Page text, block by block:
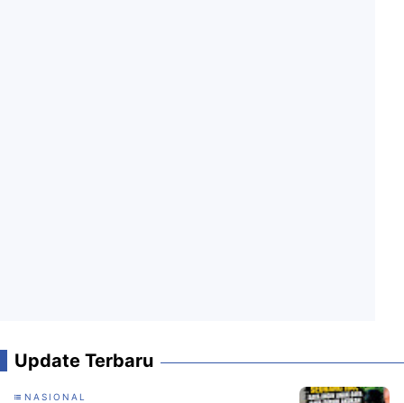
Update Terbaru
NASIONAL